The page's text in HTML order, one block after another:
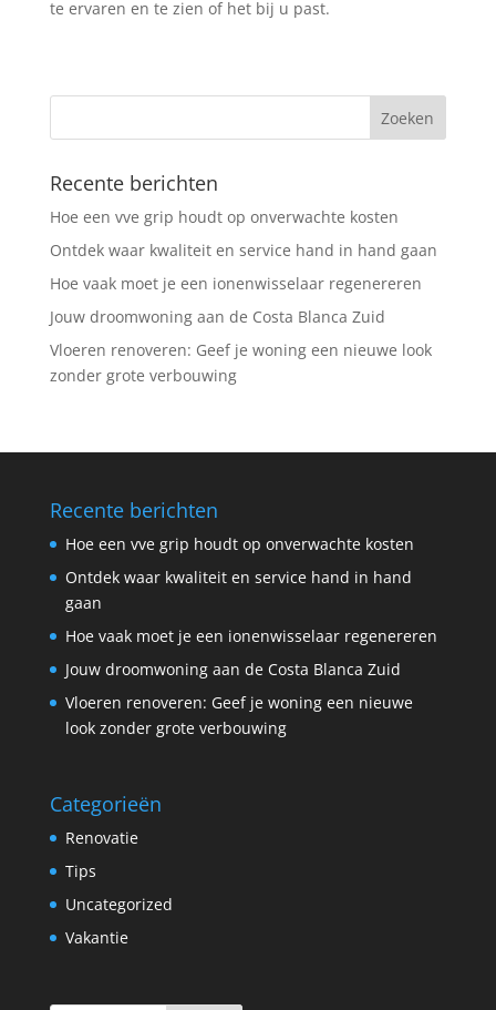
te ervaren en te zien of het bij u past.
Recente berichten
Hoe een vve grip houdt op onverwachte kosten
Ontdek waar kwaliteit en service hand in hand gaan
Hoe vaak moet je een ionenwisselaar regenereren
Jouw droomwoning aan de Costa Blanca Zuid
Vloeren renoveren: Geef je woning een nieuwe look
zonder grote verbouwing
Recente berichten
Hoe een vve grip houdt op onverwachte kosten
Ontdek waar kwaliteit en service hand in hand
gaan
Hoe vaak moet je een ionenwisselaar regenereren
Jouw droomwoning aan de Costa Blanca Zuid
Vloeren renoveren: Geef je woning een nieuwe
look zonder grote verbouwing
Categorieën
Renovatie
Tips
Uncategorized
Vakantie